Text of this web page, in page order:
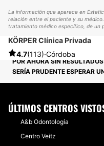
La información que aparece en
relación entre el paciente y su
tratamiento médico específico, de un
KÖRPER Clínica Privada
4.7(113)·Córdoba
ESTETICAS
EXPERIENCIAS
EXPERIENCIAS SOBRE
POR AHORA SIN
SERÍA PRUDENTE ESPERAR
ÚLTIMOS CENTROS
A&b Odontología
Centro Veitz